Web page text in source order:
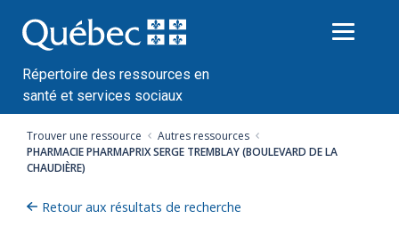
au
contenu
Répertoire des ressources en
santé et services sociaux
Trouver une ressource
Autres ressources
PHARMACIE PHARMAPRIX SERGE TREMBLAY (BOULEVARD DE LA
CHAUDIÈRE)
Retour aux résultats de recherche